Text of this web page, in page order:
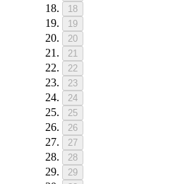
18
19
20
21
22
23
24
25
26
27
28
29